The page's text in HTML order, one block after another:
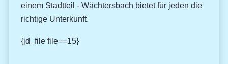
einem Stadtteil - Wächtersbach bietet für jeden die
richtige Unterkunft.
{jd_file file==15}